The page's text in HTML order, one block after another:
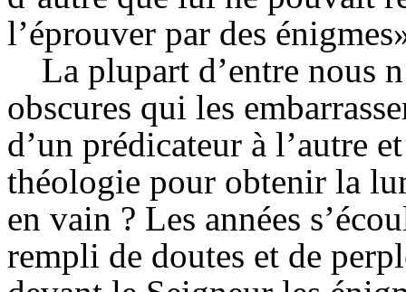
l’éprouver par des
La plupart d’entre nous
obscures qui les
d’un prédicateur à l’autre
théologie pour obtenir la
en vain ? Les années
rempli de doutes et de